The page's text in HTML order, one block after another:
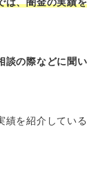
談の際などに聞い
績を紹介している